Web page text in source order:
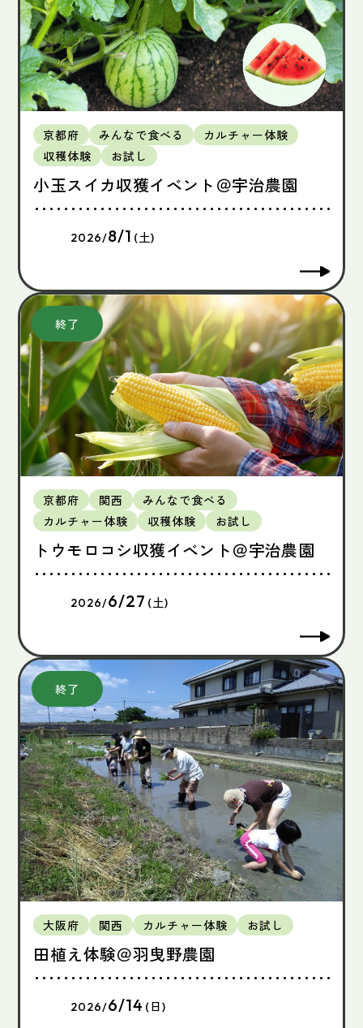
京都府 みんなで食べる
カルチャー体験
収穫体験
お試し
小玉スイカ収獲イベント＠宇治農園
2026/8/1 (土)
京都府 関西
みんなで食べる
カルチャー体験
収穫体験 お試し
トウモロコシ収獲イベント＠宇治農園
2026/6/27 (土)
大阪府 関西 カルチャー体験 お試し
田植え体験＠羽曳野農園
2026/6/14 (日)